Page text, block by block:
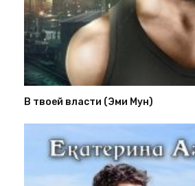
В твоей власти (Эми Мун)